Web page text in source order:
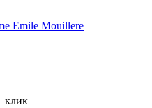
Emile Mouillere
клик